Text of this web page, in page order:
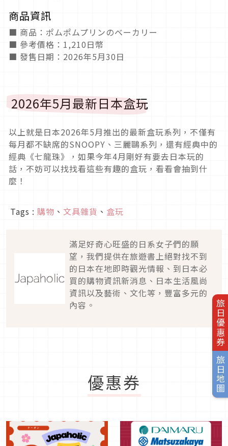
旅日優惠券
旅日地圖
商品資訊
■ 商品：ポムポムプリンのベーカリー
■ 參考價格：1,210日幣
■ 發售日期：2026年5月30日
2026年5月最新日本盒玩
以上就是日本2026年5月推出的最新盒玩系列，不僅有
每月都不缺席的SNOOPY、三麗鷗系列，還有經典中的
經典《七龍珠》，如果今年4月剛好有要去日本玩的
話，不妨可以找找看這些有趣的盒玩，看看會抽到什
麼！
Tags : 購物 、 文具雜貨 、 盒玩
滿足好奇心旺盛的日系女子們的願
望，我們提供在旅遊書上絕對找不到
的日本在地即時觀光情報、到日本必
買的購物資訊新消息、日本生活風尚
資訊以及藝術、文化等，豐富多元的
內容。
優惠券